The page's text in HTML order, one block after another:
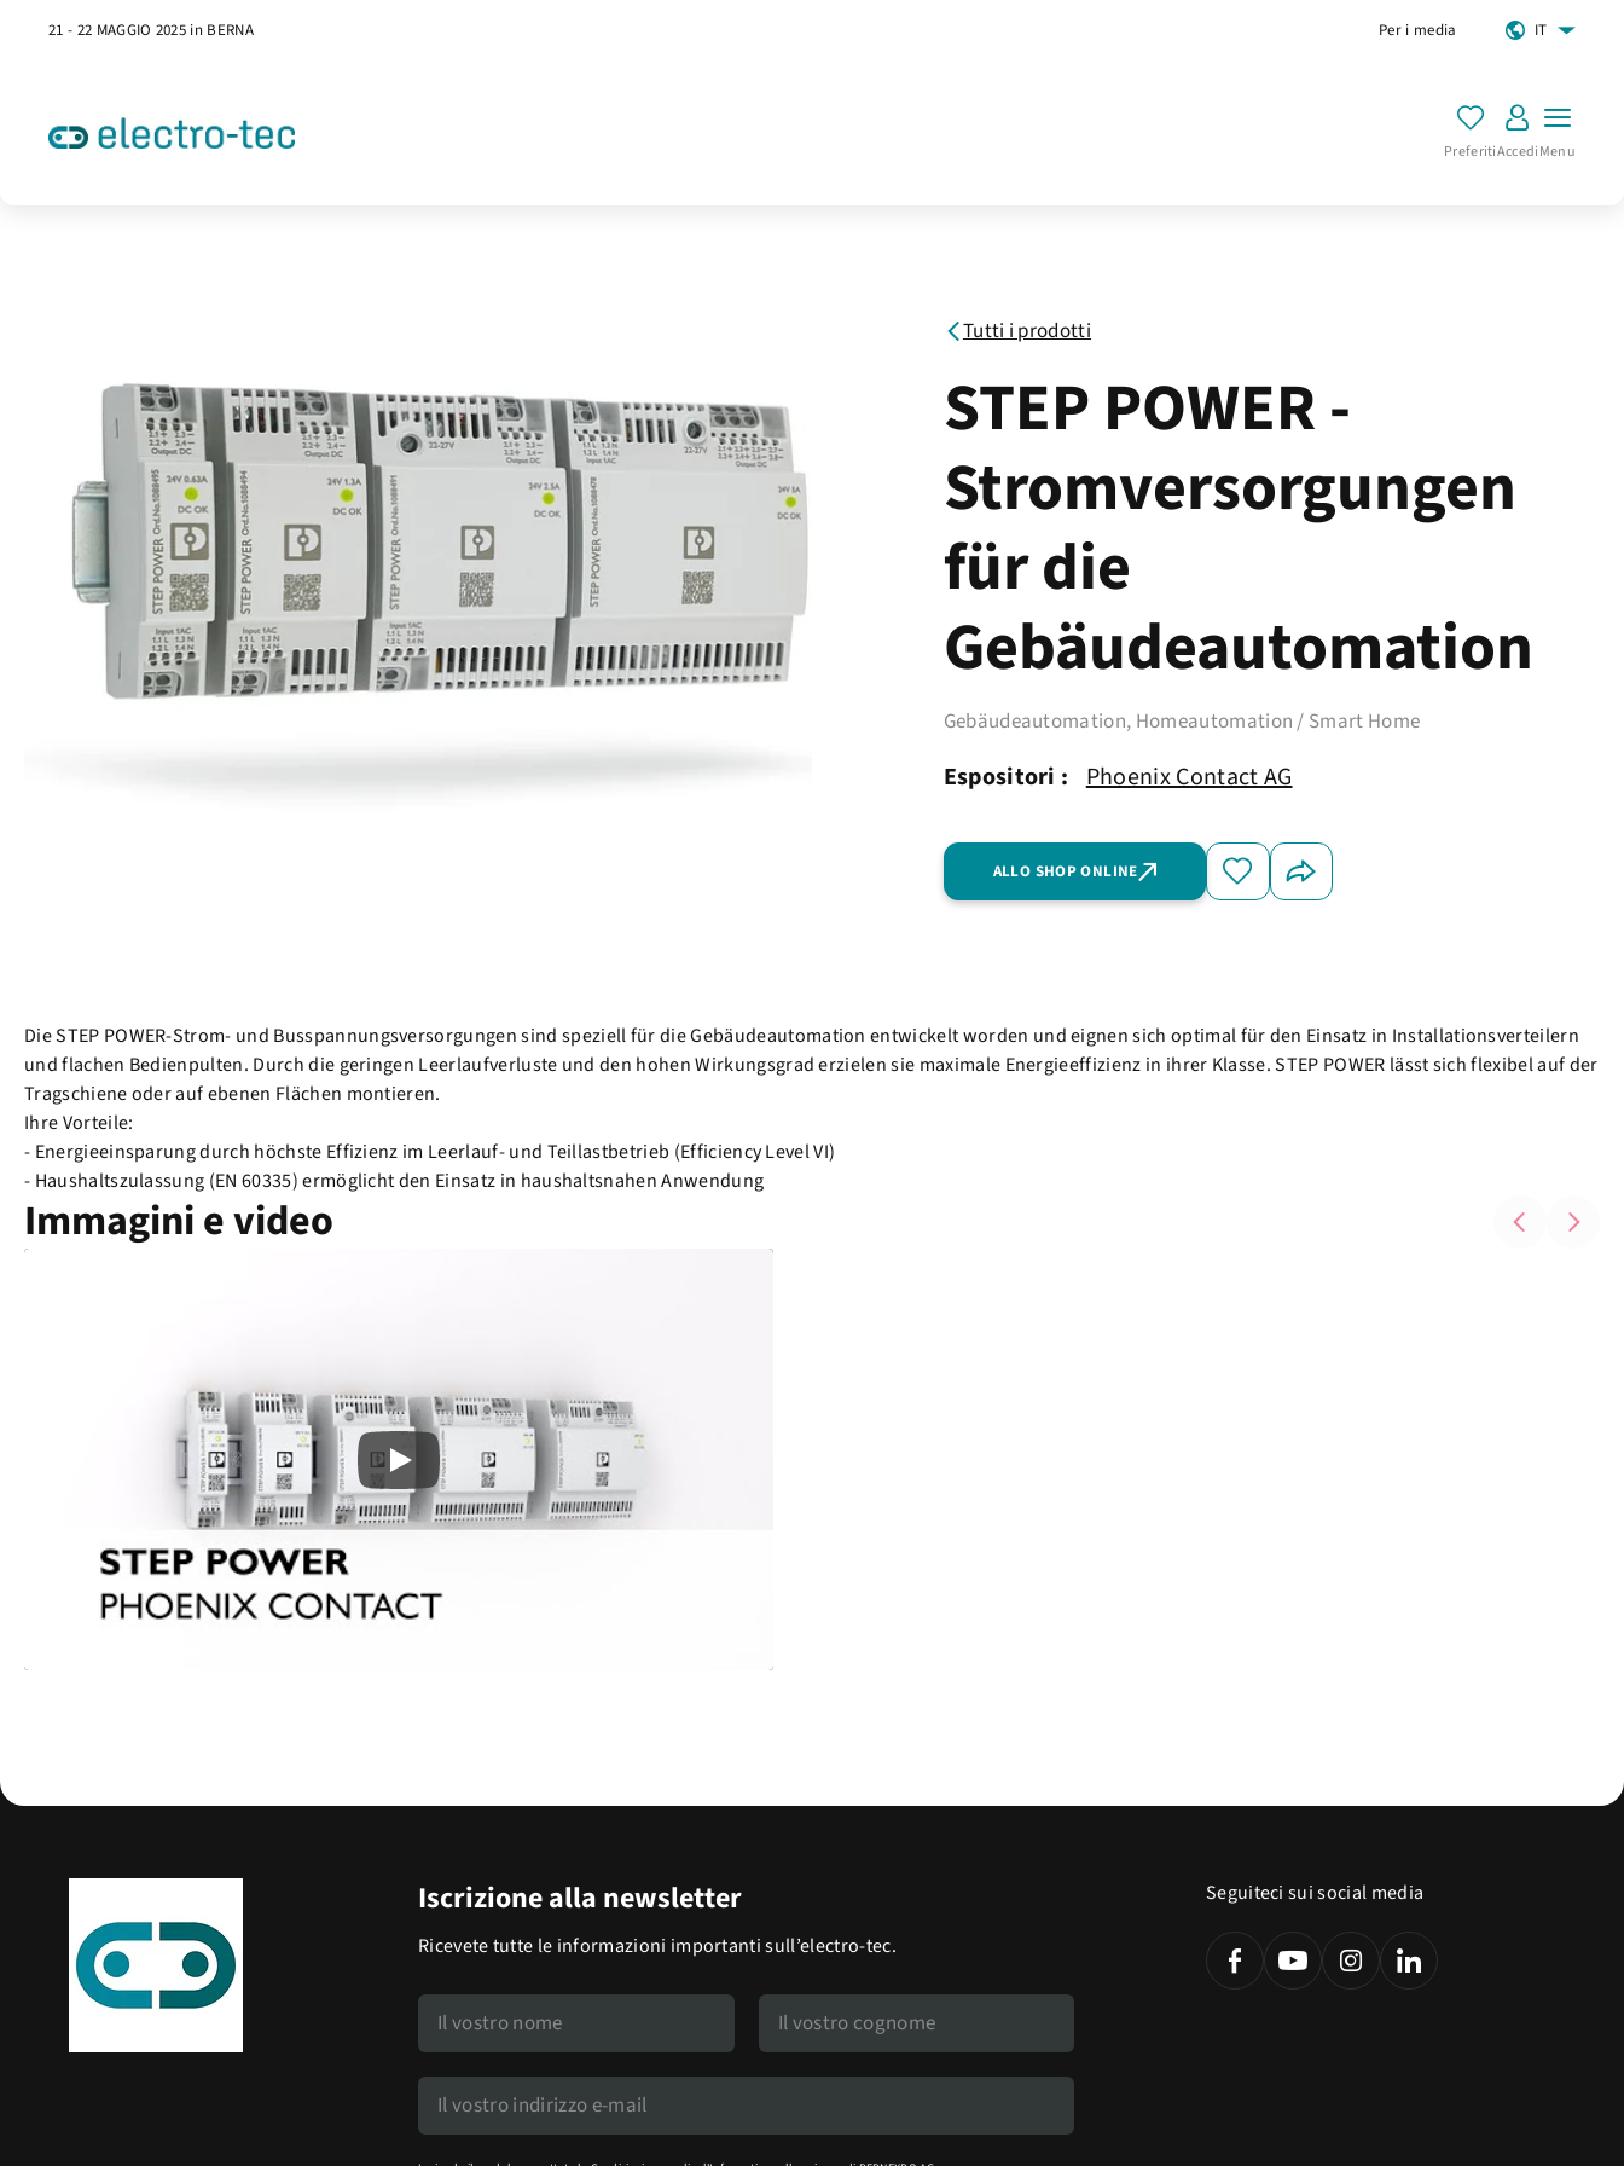
21 - 22 MAGGIO 2025 in BERNA Per i media IT
PreferitiAccediMenu
Tutti i prodotti
STEP POWER -
Stromversorgungen
für die
Gebäudeautomation
Gebäudeautomation, Homeautomation / Smart Home
Espositori : Phoenix Contact AG
ALLO SHOP ONLINE
Die STEP POWER-Strom- und Busspannungsversorgungen sind speziell für die Gebäudeautomation entwickelt worden und eignen sich optimal für den Einsatz in Installationsverteilern
und flachen Bedienpulten. Durch die geringen Leerlaufverluste und den hohen Wirkungsgrad erzielen sie maximale Energieeffizienz in ihrer Klasse. STEP POWER lässt sich flexibel auf der
Tragschiene oder auf ebenen Flächen montieren.
Ihre Vorteile:
- Energieeinsparung durch höchste Effizienz im Leerlauf- und Teillastbetrieb (Efficiency Level VI)
- Haushaltszulassung (EN 60335) ermöglicht den Einsatz in haushaltsnahen Anwendung
Play
Immagini e video
Iscrizione alla newsletter
Ricevete tutte le informazioni importanti sull’electro-tec.
Seguiteci sui social media